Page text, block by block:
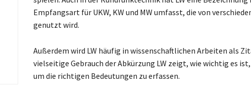
Empfangsart für UKW, KW und MW umfasst, die von
genutzt wird.
Außerdem wird LW häufig in wissenschaftlichen Arbeiten als
vielseitige Gebrauch der Abkürzung LW zeigt, wie wichtig es
um die richtigen Bedeutungen zu erfassen.